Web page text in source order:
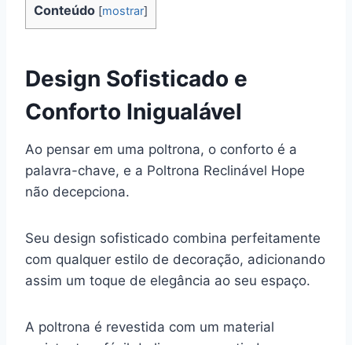
Conteúdo [mostrar]
Design Sofisticado e
Conforto Inigualável
Ao pensar em uma poltrona, o conforto é a
palavra-chave, e a Poltrona Reclinável Hope
não decepciona.
Seu design sofisticado combina perfeitamente
com qualquer estilo de decoração, adicionando
assim um toque de elegância ao seu espaço.
A poltrona é revestida com um material